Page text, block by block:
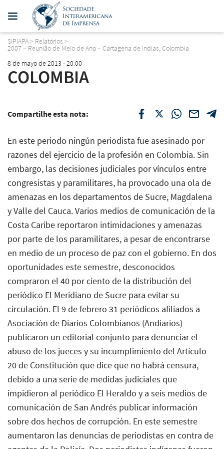
SIPIAPA> Relatórios >
2007 – Reunião de Meio de Ano – Cartagena de Indias, Colombia
8 de mayo de 2013 - 20:00
COLOMBIA
Compartilhe esta nota:
En este periodo ningún periodista fue asesinado por
razones del ejercicio de la profesión en Colombia. Sin
embargo, las decisiones judiciales por vínculos entre
congresistas y paramilitares, ha provocado una ola de
amenazas en los departamentos de Sucre, Magdalena
y Valle del Cauca. Varios medios de comunicación de la
Costa Caribe reportaron intimidaciones y amenazas
por parte de los paramilitares, a pesar de encontrarse
en medio de un proceso de paz con el gobierno. En dos
oportunidades este semestre, desconocidos
compraron el 40 por ciento de la distribución del
periódico El Meridiano de Sucre para evitar su
circulación. El 9 de febrero 31 periódicos afiliados a
Asociación de Diarios Colombianos (Andiarios)
publicaron un editorial conjunto para denunciar el
abuso de los jueces y su incumplimiento del Artículo
20 de Constitución que dice que no habrá censura,
debido a una serie de medidas judiciales que
impidieron al periódico El Heraldo y a seis medios de
comunicación de San Andrés publicar información
sobre dos hechos de corrupción. En este semestre
aumentaron las denuncias de periodistas en contra de